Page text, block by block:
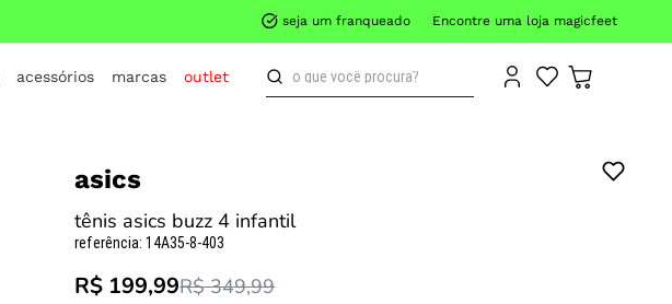
seja um franqueado Encontre uma loja magicfeet
acessórios marcas outlet
o que você procura?
asics
tênis asics buzz 4 infantil
referência:14A35-8-403
R$ 199,99R$ 349,99